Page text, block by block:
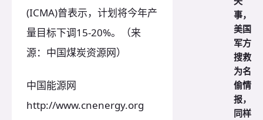
(ICMA)曾表示，计划将今年产
量目标下调15-20%。（来
源：中国煤炭资源网）
中国能源网
http://www.cnenergy.org
事，
美国
军方
搜救
为名
偷情
报，
同样